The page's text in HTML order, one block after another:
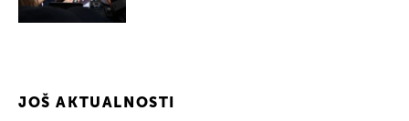
JOŠ AKTUALNOSTI